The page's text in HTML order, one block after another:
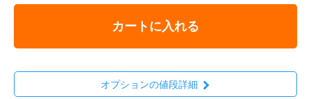
カートに入れる
オプションの値段詳細